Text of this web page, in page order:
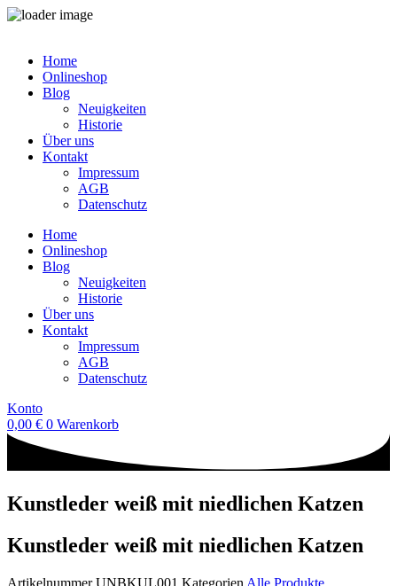
springenHome
Onlineshop
Blog
Neuigkeiten
Historie
Über uns
Kontakt
Impressum
AGB
Datenschutz
Home
Onlineshop
Blog
Neuigkeiten
Historie
Über uns
Kontakt
Impressum
AGB
Datenschutz
Konto
0,00 € 0 Warenkorb
Kunstleder weiß mit niedlichen Katzen
Kunstleder weiß mit niedlichen Katzen
ArtikelnummerUNBKUL001 Kategorien Alle Produkte,